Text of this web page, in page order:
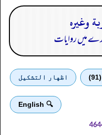
میں روایات
اظهار التشكيل
🔍 English